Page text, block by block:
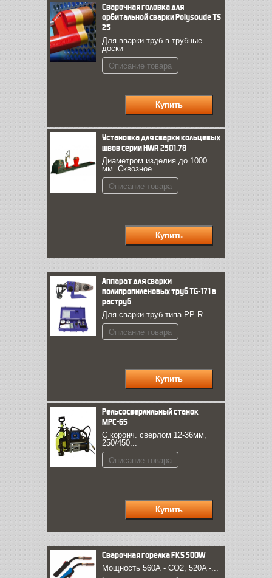
Сварочная головка для
орбитальной сварки Polysoude TS
25
Для вварки труб в трубные
доски
Описание товара
Установка для сварки кольцевых
швов серии HWR 2501.78
Диаметром изделия до 1000
мм. Сквозное...
Описание товара
Аппарат для сварки
полипропиленовых труб TG-171 в
раструб
Для сварки труб типа PP-R
Описание товара
Рельсосверлильный станок
МРС-65
С коронч. сверлом 12-36мм,
250/450...
Описание товара
Сварочная горелка FКS 500W
Мощность 560А - CO2, 520A -...